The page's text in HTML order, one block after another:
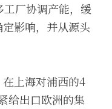
厂协调产能，缓
影响，并从源头
上海对浦西的4
给出口欧洲的集